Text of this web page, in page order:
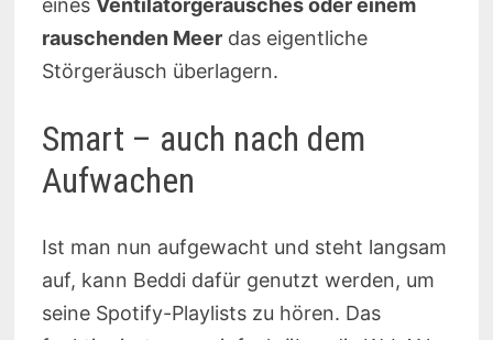
eines Ventilatorgeräusches oder einem
rauschenden Meerdas eigentliche
Störgeräusch überlagern.
Smart – auch nach dem
Aufwachen
Ist man nun aufgewacht und steht langsam
auf, kann Beddi dafür genutzt werden, um
seine Spotify-Playlists zu hören. Das